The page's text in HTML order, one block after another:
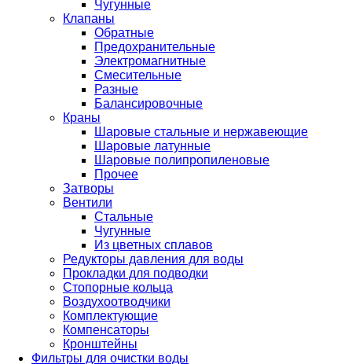
Чугунные
Клапаны
Обратные
Предохранительные
Электромагнитные
Смесительные
Разные
Балансировочные
Краны
Шаровые стальные и нержавеющие
Шаровые латунные
Шаровые полипропиленовые
Прочее
Затворы
Вентили
Стальные
Чугунные
Из цветных сплавов
Редукторы давления для воды
Прокладки для подводки
Стопорные кольца
Воздухоотводчики
Комплектующие
Компенсаторы
Кронштейны
Фильтры для очистки воды